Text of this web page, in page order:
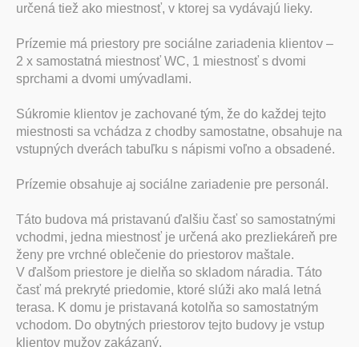
určená tiež ako miestnosť, v ktorej sa vydávajú lieky.
Prízemie má priestory pre sociálne zariadenia klientov –
2 x samostatná miestnosť WC, 1 miestnosť s dvomi
sprchami a dvomi umývadlami.
Súkromie klientov je zachované tým, že do každej tejto
miestnosti sa vchádza z chodby samostatne, obsahuje na
vstupných dverách tabuľku s nápismi voľno a obsadené.
Prízemie obsahuje aj sociálne zariadenie pre personál.
Táto budova má pristavanú ďalšiu časť so samostatnými
vchodmi, jedna miestnosť je určená ako prezliekáreň pre
ženy pre vrchné oblečenie do priestorov maštale.
V ďalšom priestore je dielňa so skladom náradia. Táto
časť má prekryté priedomie, ktoré slúži ako malá letná
terasa. K domu je pristavaná kotolňa so samostatným
vchodom. Do obytných priestorov tejto budovy je vstup
klientov mužov zakázaný.